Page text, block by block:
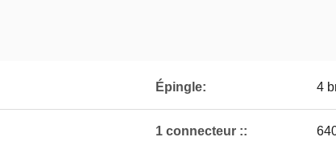
Épingle: 4
1 connecteur ::